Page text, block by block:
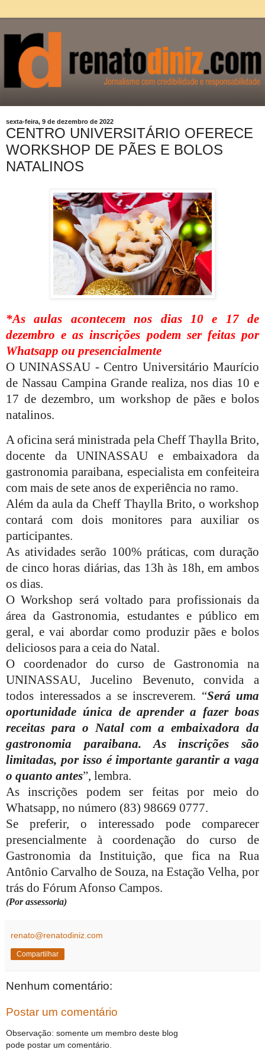
sexta-feira, 9 de dezembro de 2022
CENTRO UNIVERSITÁRIO OFERECE
WORKSHOP DE PÃES E BOLOS
NATALINOS
*As aulas acontecem nos dias 10 e 17 de
dezembro e as inscrições podem ser feitas por
Whatsapp ou presencialmente
O UNINASSAU - Centro Universitário Maurício
de Nassau Campina Grande realiza, nos dias 10 e
17 de dezembro, um workshop de pães e bolos
natalinos.
A oficina será ministrada pela Cheff Thaylla Brito,
docente da UNINASSAU e embaixadora da
gastronomia paraibana, especialista em confeiteira
com mais de sete anos de experiência no ramo.
Além da aula da Cheff Thaylla Brito, o workshop
contará com dois monitores para auxiliar os
participantes.
As atividades serão 100% práticas, com duração
de cinco horas diárias, das 13h às 18h, em ambos
os dias.
O Workshop será voltado para profissionais da
área da Gastronomia, estudantes e público em
geral, e vai abordar como produzir pães e bolos
deliciosos para a ceia do Natal.
O coordenador do curso de Gastronomia na
UNINASSAU, Jucelino Bevenuto, convida a
todos interessados a se inscreverem. “Será uma
oportunidade única de aprender a fazer boas
receitas para o Natal com a embaixadora da
gastronomia paraibana. As inscrições são
limitadas, por isso é importante garantir a vaga
o quanto antes”, lembra.
As inscrições podem ser feitas por meio do
Whatsapp, no número (83) 98669 0777.
Se preferir, o interessado pode comparecer
presencialmente à coordenação do curso de
Gastronomia da Instituição, que fica na Rua
Antônio Carvalho de Souza, na Estação Velha, por
trás do Fórum Afonso Campos.
(Por assessoria)
renato@renatodiniz.com
Compartilhar
Nenhum comentário:
Postar um comentário
Observação: somente um membro deste blog
pode postar um comentário.